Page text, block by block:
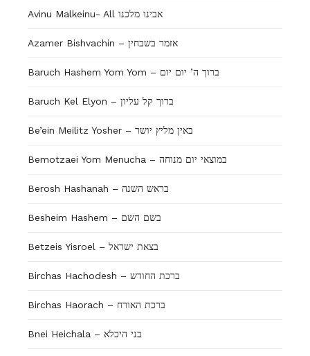
Avinu Malkeinu- All אבינו מלכנו
Azamer Bishvachin – אזמר בשבחין
Baruch Hashem Yom Yom – ברוך ה’ יום יום
Baruch Kel Elyon – ברוך קל עליון
Be’ein Meilitz Yosher – באין מליץ יושר
Bemotzaei Yom Menucha – במוצאי יום מנוחה
Berosh Hashanah – בראש השנה
Besheim Hashem – בשם השם
Betzeis Yisroel – בצאת ישראל
Birchas Hachodesh – ברכת החודש
Birchas Haorach – ברכת האורח
Bnei Heichala – בני היכלא